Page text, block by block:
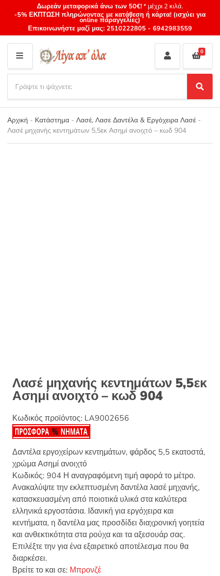
Δωρεάν μεταφορικά άνω των 50€!* μέχρι 2 κιλά.
-5% ΕΚΠΤΩΣΗ πληρώνοντας με κατάθεση ή κάρτα! (ισχύει για
online παραγγελίες)
Επικοινωνήστε μαζί μας: 2510222805 - 6942983559
M
E
N
U
Category
name
a
r
c
h
p
S
e
a
r
0
Αρχική - Κατάστημα - Λασέ, Λασε Δαντέλα & Εργόχειρα Λασέ -
Λασέ μηχανής κεντημάτων 5,5εκ Ασημί ανοιχτό – κωδ 904
Λασέ μηχανής κεντημάτων 5,5εκ
Ασημί ανοιχτό – κωδ 904
Κωδικός προϊόντος: LA9002656
Δαντέλα εργοχείρων κεντημάτων, φάρδος 5,5 εκατοστά,
χρώμα Ασημί ανοιχτό
Κωδικός: 904 Η αναγραφόμενη τιμή αφορά το μέτρο.
Ανακαλύψτε την εκλεπτυσμένη δαντέλα λασέ μηχανής,
κατασκευασμένη από ποιοτικά υλικά στα καλύτερα
ελληνικά εργοστάσια. Ιδανική για εργόχειρα και
κεντήματα, η δαντέλα μας προσδίδει διαχρονική γοητεία
και ανθεκτικότητα στα ρούχα και τα αξεσουάρ σας.
Επιλέξτε την για ένα εξαιρετικό αποτέλεσμα που θα
διαρκέσει.
Βρείτε το και σε: Μπρονζέ